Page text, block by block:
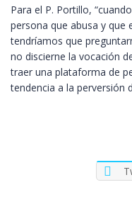
Para el P. Portillo,
persona que abusa y que
tendríamos que
no discierne la vocación
traer una plataforma de
tendencia a la perversión